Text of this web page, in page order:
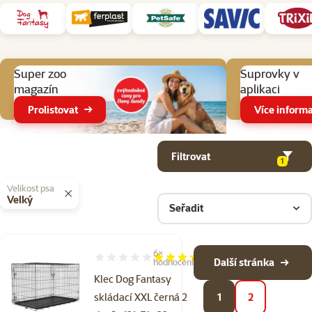
Super zoo
magazín
Prolistovat
Suprovky v
aplikaci
Více
Filtrovat
1
Velikost psa
Velký
Seřadit
Produkty v kategorii Klece a ohrádky pro psy
Klec Dog Fantasy
skládací XXL černá 2
Hodnocení 100%, počet hodnocení: 6
6×
hodnocení
1 2
Další stránka